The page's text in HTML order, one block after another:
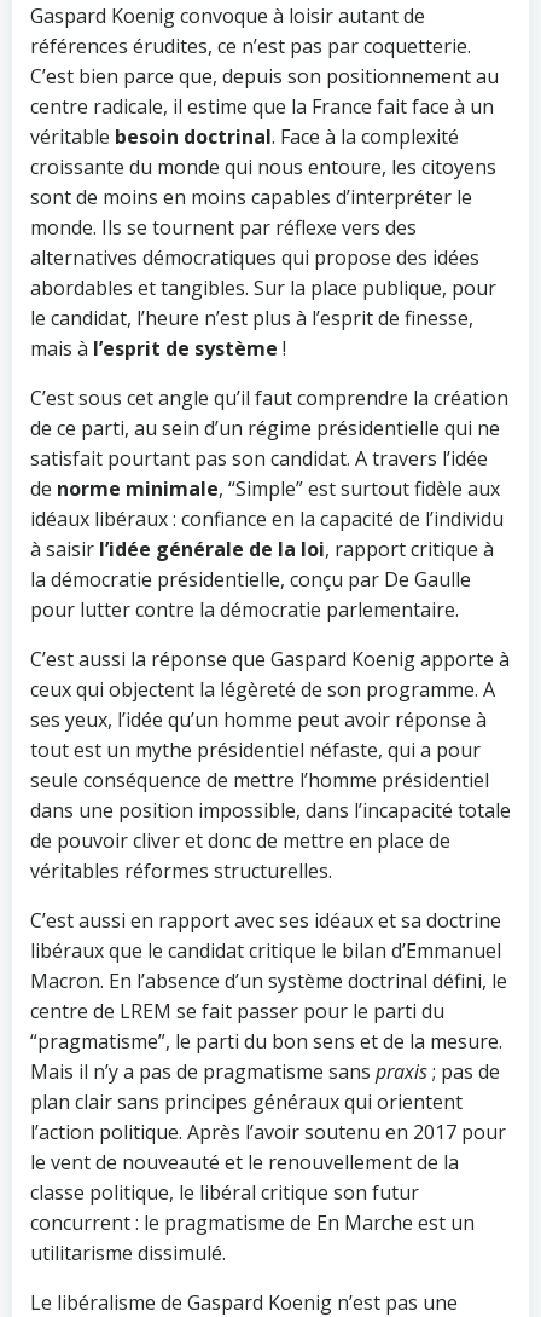
Gaspard Koenig convoque à loisir autant de
références érudites, ce n’est pas par coquetterie.
C’est bien parce que, depuis son positionnement au
centre radicale, il estime que la France fait face à un
véritable besoin doctrinal. Face à la complexité
croissante du monde qui nous entoure, les citoyens
sont de moins en moins capables d’interpréter le
monde. Ils se tournent par réflexe vers des
alternatives démocratiques qui propose des idées
abordables et tangibles. Sur la place publique, pour
le candidat, l’heure n’est plus à l’esprit de finesse,
mais à l’esprit de système !
C’est sous cet angle qu’il faut comprendre la création
de ce parti, au sein d’un régime présidentielle qui ne
satisfait pourtant pas son candidat. A travers l’idée
de norme minimale, “Simple” est surtout fidèle aux
idéaux libéraux : confiance en la capacité de l’individu
à saisir l’idée générale de la loi, rapport critique à
la démocratie présidentielle, conçu par De Gaulle
pour lutter contre la démocratie parlementaire.
C’est aussi la réponse que Gaspard Koenig apporte à
ceux qui objectent la légèreté de son programme. A
ses yeux, l’idée qu’un homme peut avoir réponse à
tout est un mythe présidentiel néfaste, qui a pour
seule conséquence de mettre l’homme présidentiel
dans une position impossible, dans l’incapacité totale
de pouvoir cliver et donc de mettre en place de
véritables réformes structurelles.
C’est aussi en rapport avec ses idéaux et sa doctrine
libéraux que le candidat critique le bilan d’Emmanuel
Macron. En l’absence d’un système doctrinal défini, le
centre de LREM se fait passer pour le parti du
“pragmatisme”, le parti du bon sens et de la mesure.
Mais il n’y a pas de pragmatisme sans praxis; pas de
plan clair sans principes généraux qui orientent
l’action politique. Après l’avoir soutenu en 2017 pour
le vent de nouveauté et le renouvellement de la
classe politique, le libéral critique son futur
concurrent : le pragmatisme de En Marche est un
utilitarisme dissimulé.
Le libéralisme de Gaspard Koenig n’est pas une